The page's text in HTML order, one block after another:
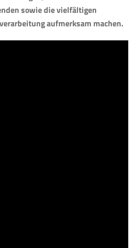
sowie die vielfältigen
aufmerksam machen.